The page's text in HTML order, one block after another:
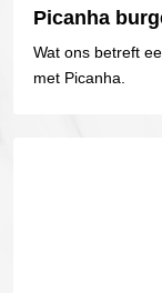
Picanha
Wat ons betreft
met Picanha.